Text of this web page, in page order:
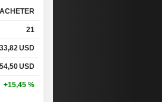
ACHETER
21
USD
USD
+15,45 %